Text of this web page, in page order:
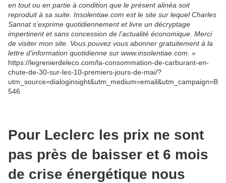
en tout ou en partie à condition que le présent alinéa soit
reproduit à sa suite. Insolentiae.com est le site sur lequel Charles
Sannat s’exprime quotidiennement et livre un décryptage
impertinent et sans concession de l’actualité économique. Merci
de visiter mon site. Vous pouvez vous abonner gratuitement à la
lettre d’information quotidienne sur www.insolentiae.com. »
https://legrenierdeleco.com/la-consommation-de-carburant-en-
chute-de-30-sur-les-10-premiers-jours-de-mai/?
utm_source=dialoginsight&utm_medium=email&utm_campaign=B
546
Pour Leclerc les prix ne sont
pas près de baisser et 6 mois
de crise énergétique nous